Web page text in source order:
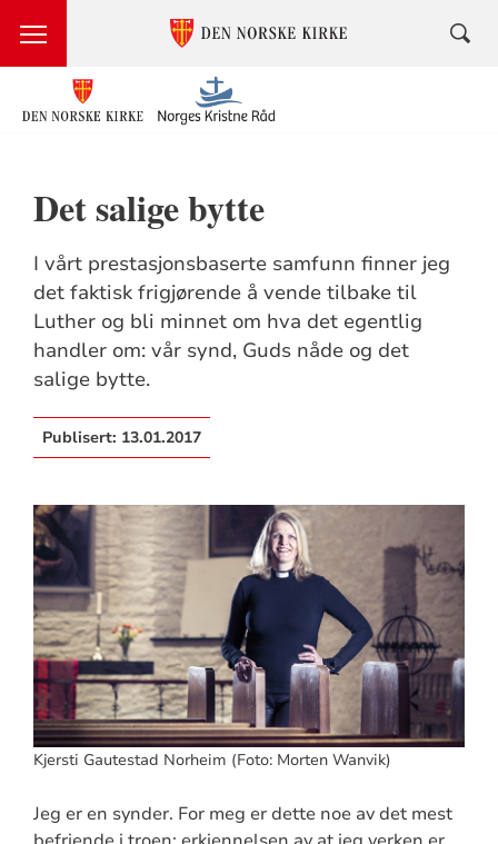
Det salige bytte
I vårt prestasjonsbaserte samfunn finner jeg
det faktisk frigjørende å vende tilbake til
Luther og bli minnet om hva det egentlig
handler om: vår synd, Guds nåde og det
salige bytte.
Publisert: 13.01.2017
Kjersti Gautestad Norheim (Foto: Morten Wanvik)
Jeg er en synder. For meg er dette noe av det mest